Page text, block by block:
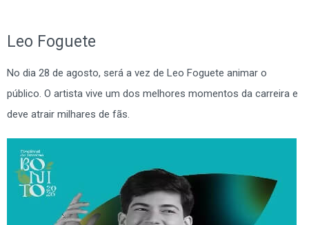
Leo Foguete
No dia 28 de agosto, será a vez de Leo Foguete animar o
público. O artista vive um dos melhores momentos da carreira e
deve atrair milhares de fãs.